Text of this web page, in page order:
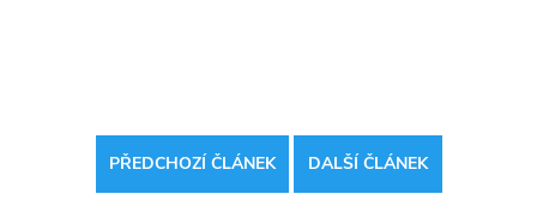
PŘEDCHOZÍ ČLÁNEK DALŠÍ ČLÁNEK